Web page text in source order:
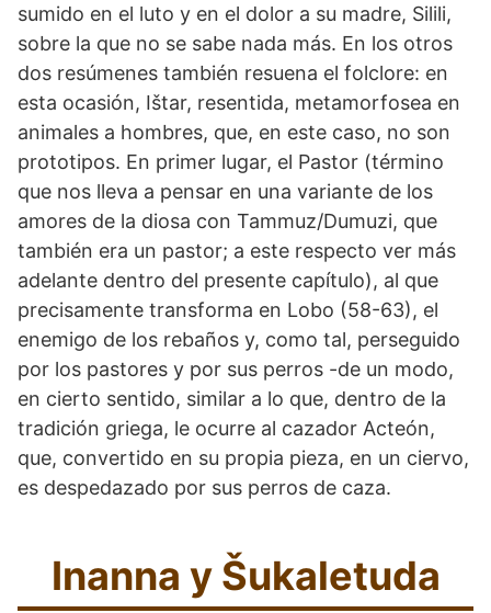
sumido en el luto y en el dolor a su madre, Silili,
sobre la que no se sabe nada más. En los otros
dos resúmenes también resuena el folclore: en
esta ocasión, Ištar, resentida, metamorfosea en
animales a hombres, que, en este caso, no son
prototipos. En primer lugar, el Pastor (término
que nos lleva a pensar en una variante de los
amores de la diosa con Tammuz/Dumuzi, que
también era un pastor; a este respecto ver más
adelante dentro del presente capítulo), al que
precisamente transforma en Lobo (58-63), el
enemigo de los rebaños y, como tal, perseguido
por los pastores y por sus perros -de un modo,
en cierto sentido, similar a lo que, dentro de la
tradición griega, le ocurre al cazador Acteón,
que, convertido en su propia pieza, en un ciervo,
es despedazado por sus perros de caza.
Inanna y Šukaletuda